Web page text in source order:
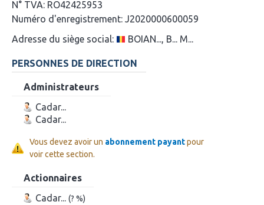
N° TVA: RO42425953
Numéro d'enregistrement: J2020000600059
Adresse du siège social:
BOIAN..., B... M...
PERSONNES DE DIRECTION
Administrateurs
Cadar...
Cadar...
Vous devez avoir un abonnement payantpour
voir cette section.
Actionnaires
Cadar... (? %)